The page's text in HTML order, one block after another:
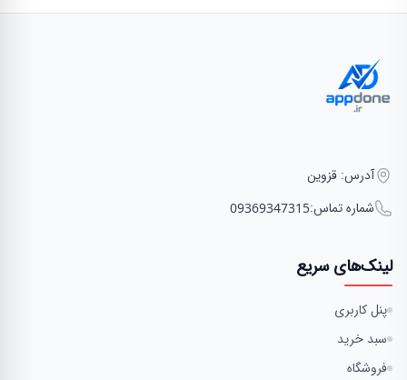
آدرس: قزوین
شماره تماس:09369347315
لینک‌های سریع
پنل کاربری
سبد خرید
فروشگاه